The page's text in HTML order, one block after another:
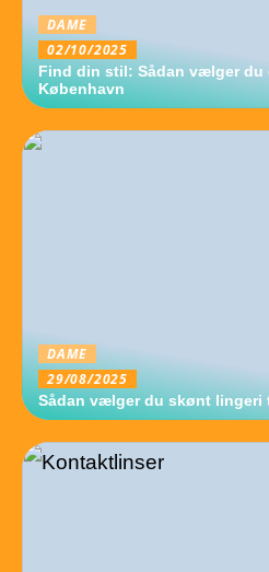
DAME
02/10/2025
Find din stil: Sådan vælger du
København
DAME
29/08/2025
Sådan vælger du skønt lingeri